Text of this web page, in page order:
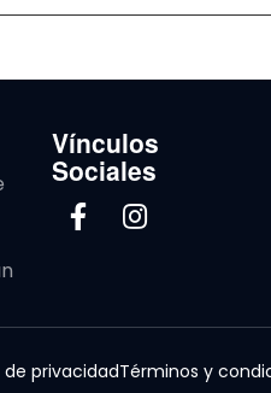
Vínculos
Sociales
privacidadTérminos y